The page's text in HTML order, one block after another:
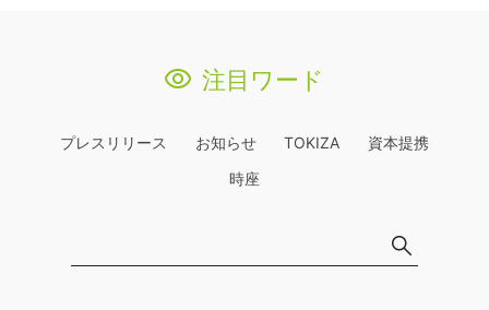
注目ワード
プレスリリース お知らせ TOKIZA
資本提携
時座